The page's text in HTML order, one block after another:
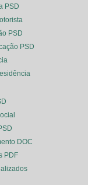
PSD
PSD
PSD
DOC
PDF